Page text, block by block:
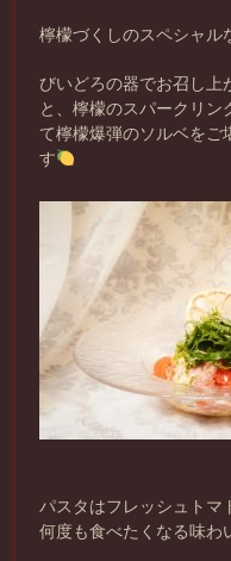
檸檬づくしのスペシャル
びいどろの器でお召し上
と、檸檬のスパークリン
て檸檬爆弾のソルベをご
す
パスタはフレッシュトマ
何度も食べたくなる味わ